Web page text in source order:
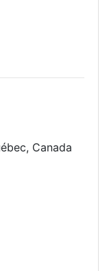
Canada